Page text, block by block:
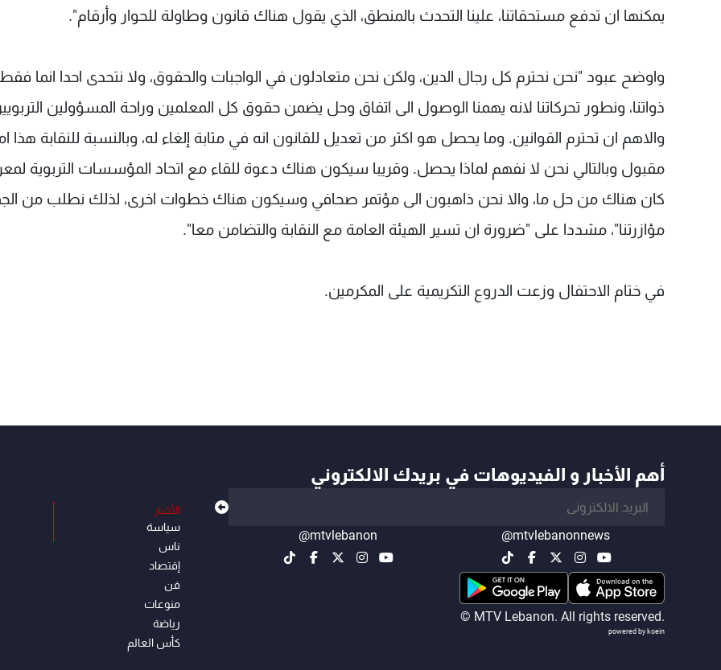
يمكنها ان تدفع مستحقاتنا، علينا التحدث بالمنطق، الذي يقول هناك قانون وطاولة للحوار وأرقام".
واوضح عبود "نحن نحترم كل رجال الدين، ولكن نحن متعادلون في الواجبات والحقوق، ولا نتحدى احدا انما فقط
ذواتنا، ونطور تحركاتنا لانه يهمنا الوصول الى اتفاق وحل يضمن حقوق كل المعلمين وراحة المسؤولين
والاهم ان تحترم القوانين. وما يحصل هو اكثر من تعديل للقانون انه في مثابة إلغاء له، وبالنسبة للنقابة هذا
مقبول وبالتالي نحن لا نفهم لماذا يحصل. وقريبا سيكون هناك دعوة للقاء مع اتحاد المؤسسات التربوية
كان هناك من حل ما، والا نحن ذاهبون الى مؤتمر صحافي وسيكون هناك خطوات اخرى، لذلك نطلب من
مؤازرتنا"، مشددا على "ضرورة ان تسير الهيئة العامة مع النقابة والتضامن معا".
في ختام الاحتفال وزعت الدروع التكريمية على المكرمين.
أهم الأخبار و الفيديوهات في بريدك الالكتروني
@mtvlebanonnews
@mtvlebanon
© MTV Lebanon. All rights reserved.
powered by koein
الأخبار
سياسة
ناس
إقتصاد
فن
منوعات
رياضة
كأس العالم